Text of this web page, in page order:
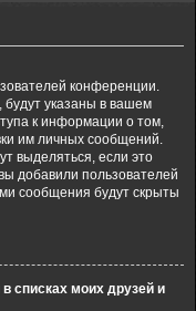
конференции.
будут указаны в вашем
к информации о том,
им личных сообщений.
выделяться, если это
добавили пользователей
сообщения будут скрыты
списках моих друзей и